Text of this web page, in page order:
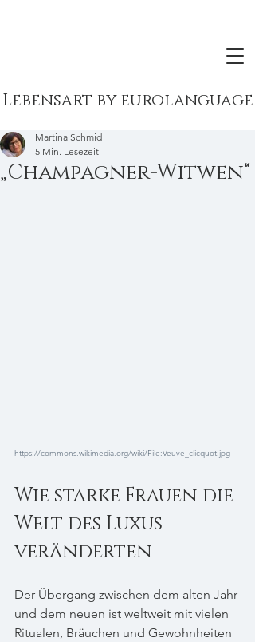
Lebensart by eurolanguage
„Champagner-Witwen“
Martina Schmid
5 Min. Lesezeit
https://commons.wikimedia.org/wiki/File:Veuve_clicquot.jpg
Wie starke Frauen die
Welt des Luxus
veränderten
Der Übergang zwischen dem alten Jahr
und dem neuen ist weltweit mit vielen
Ritualen, Bräuchen und Gewohnheiten